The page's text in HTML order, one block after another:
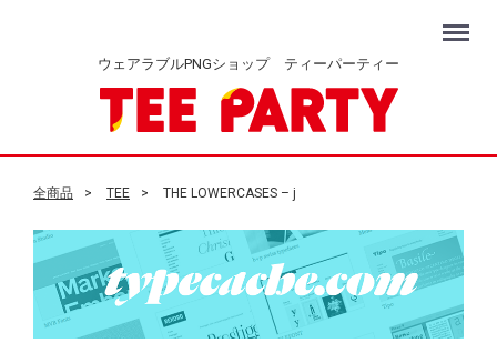
ウェアラブルPNGショップ ティーパーティー
Menu
全商品 TEE THE LOWERCASES – j